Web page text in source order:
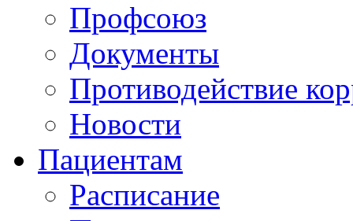
Профсоюз
Документы
Противодействие
Новости
Пациентам
Расписание